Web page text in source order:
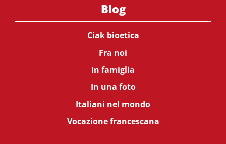
Blog
Ciak bioetica
Fra noi
In famiglia
In una foto
Italiani nel mondo
Vocazione francescana